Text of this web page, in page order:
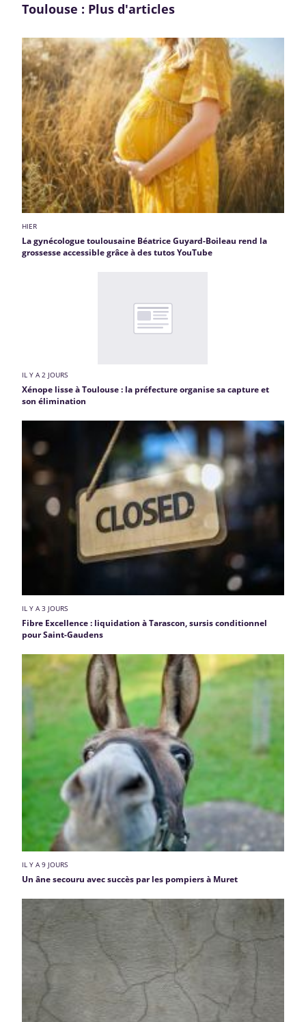
Toulouse : Plus d'articles
HIER
La gynécologue toulousaine Béatrice Guyard-Boileau rend la
grossesse accessible grâce à des tutos YouTube
IL Y A 2 JOURS
Xénope lisse à Toulouse : la préfecture organise sa capture et
son élimination
IL Y A 3 JOURS
Fibre Excellence : liquidation à Tarascon, sursis conditionnel
pour Saint-Gaudens
IL Y A 9 JOURS
Un âne secouru avec succès par les pompiers à Muret